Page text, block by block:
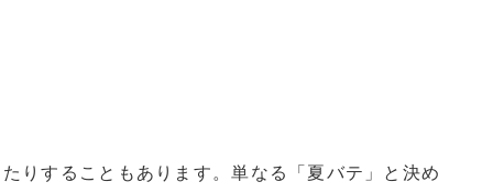
りすることもあります。単なる「夏バテ」と決め